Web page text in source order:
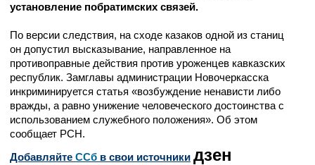
установление побратимских связей.
По версии следствия, на сходе казаков одной из станиц
он допустил высказывание, направленное на
противоправные действия против уроженцев кавказских
республик. Замглавы администрации Новочеркасска
инкриминируется статья «возбуждение ненависти либо
вражды, а равно унижение человеческого достоинства с
использованием служебного положения». Об этом
сообщает РСН.
Добавляйте CСб в свои источники дзен